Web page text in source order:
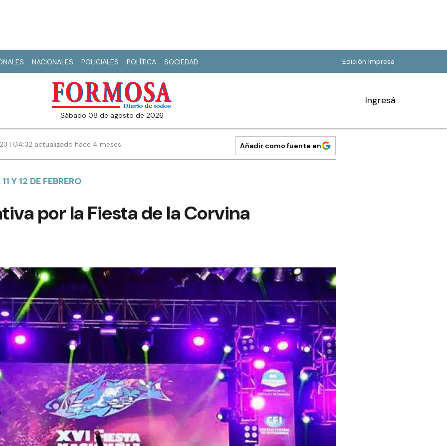
NACIONALES POLICIALES POLÍTICA SOCIEDAD Edición Impresa
sábado 08 de agosto de 2026
Ingresá
| 04:32 actualizado hace 4 meses Añadir como fuente en
Y 12 DE FEBRERO
por la Fiesta de la Corvina